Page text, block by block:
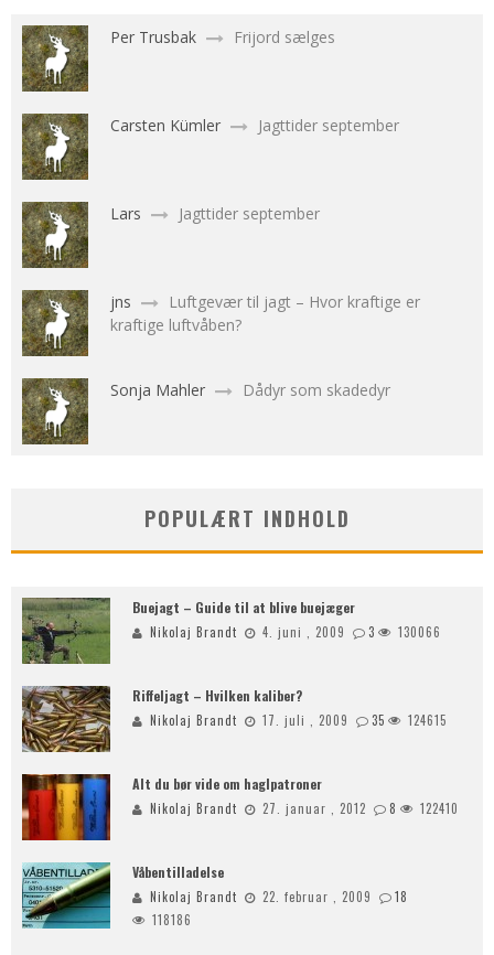
Per Trusbak Frijord sælges
Carsten Kümler Jagttider september
Lars Jagttider september
jns
Luftgevær til jagt – Hvor kraftige er
kraftige luftvåben?
Sonja Mahler Dådyr som skadedyr
POPULÆRT INDHOLD
Buejagt – Guide til at blive buejæger
Nikolaj Brandt 4. juni , 2009 3 130066
Riffeljagt – Hvilken kaliber?
Nikolaj Brandt 17. juli , 2009 35 124615
Alt du bør vide om haglpatroner
Nikolaj Brandt 27. januar , 2012 8 122410
Våbentilladelse
Nikolaj Brandt 22. februar , 2009
18
118186